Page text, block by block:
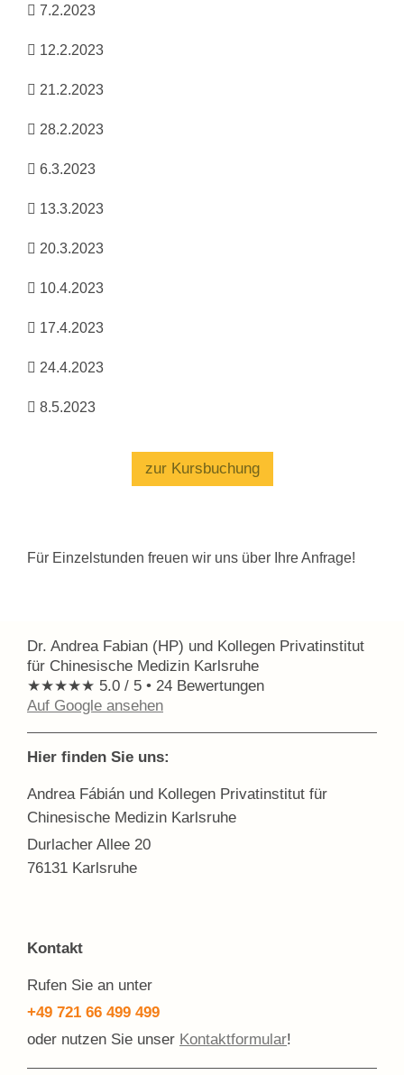
 7.2.2023
 12.2.2023
 21.2.2023
 28.2.2023
 6.3.2023
 13.3.2023
 20.3.2023
 10.4.2023
 17.4.2023
 24.4.2023
 8.5.2023
zur Kursbuchung
Für Einzelstunden freuen wir uns über Ihre Anfrage!
Dr. Andrea Fabian (HP) und Kollegen Privatinstitut
für Chinesische Medizin Karlsruhe
★★★★★ 5.0 / 5 • 24 Bewertungen
Auf Google ansehen
Hier finden Sie uns:
Andrea Fábián und Kollegen Privatinstitut für
Chinesische Medizin Karlsruhe
Durlacher Allee 20
76131 Karlsruhe
Kontakt
Rufen Sie an unter
+49 721 66 499 499
oder nutzen Sie unser Kontaktformular!